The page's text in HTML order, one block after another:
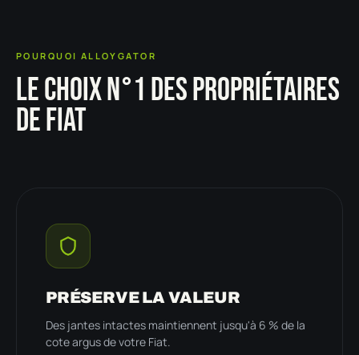
POURQUOI ALLOYGATOR
LE CHOIX N°1 DES PROPRIÉTAIRES
DE FIAT
PRÉSERVE LA VALEUR
Des jantes intactes maintiennent jusqu'à 6 % de la
cote argus de votre Fiat.